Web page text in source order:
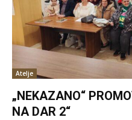
Atelje
„NEKAZANO“
NA DAR 2“